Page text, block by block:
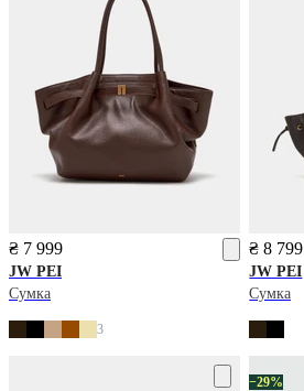
₴ 7 999
JW PEI
Сумка
3
₴ 8 799
JW PEI
Сумка
−29%